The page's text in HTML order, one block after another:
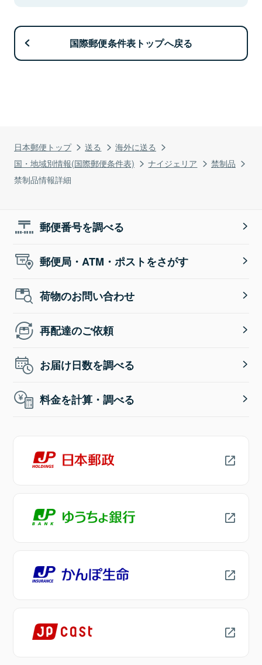
日本郵便トップ 送る
海外に送る
国・地域別情報(国際郵便条件表)
ナイジェリア
禁制品
禁制品情報詳細
国際郵便条件表トップへ戻る
郵便番号を調べる
郵便局・ATM・ポストをさがす
荷物のお問い合わせ
再配達のご依頼
お届け日数を調べる
料金を計算・調べる